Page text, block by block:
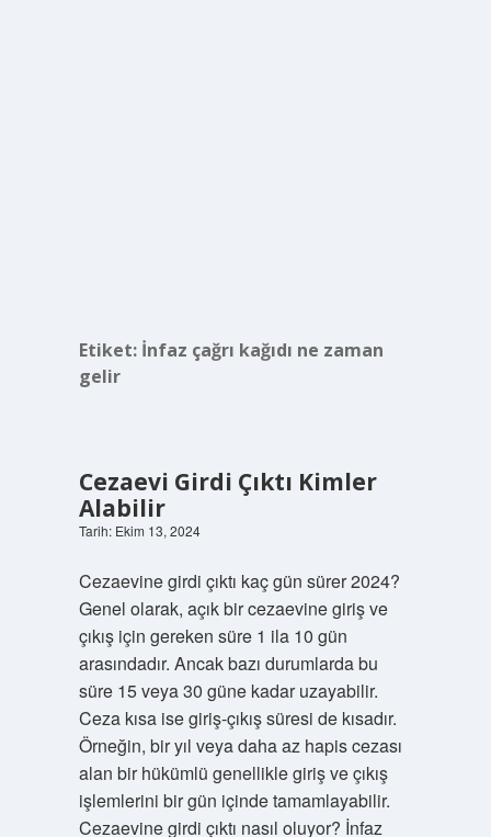
Etiket: İnfaz çağrı kağıdı ne zaman
gelir
Cezaevi Girdi Çıktı Kimler
Alabilir
Tarih: Ekim 13, 2024
Cezaevine girdi çıktı kaç gün sürer 2024?
Genel olarak, açık bir cezaevine giriş ve
çıkış için gereken süre 1 ila 10 gün
arasındadır. Ancak bazı durumlarda bu
süre 15 veya 30 güne kadar uzayabilir.
Ceza kısa ise giriş-çıkış süresi de kısadır.
Örneğin, bir yıl veya daha az hapis cezası
alan bir hükümlü genellikle giriş ve çıkış
işlemlerini bir gün içinde tamamlayabilir.
Cezaevine girdi çıktı nasıl oluyor? İnfaz